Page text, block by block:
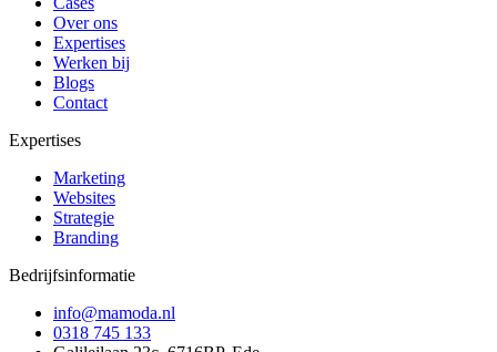
Over ons
Expertises
Werken bij
Blogs
Contact
Expertises
Marketing
Websites
Strategie
Branding
Bedrijfsinformatie
info@mamoda.nl
0318 745 133